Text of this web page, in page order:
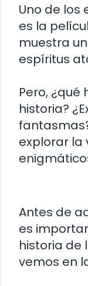
Uno de los
es la
muestra
espíritus
Pero, ¿qué
historia?
explorar la
Antes de
es
historia de
vemos en